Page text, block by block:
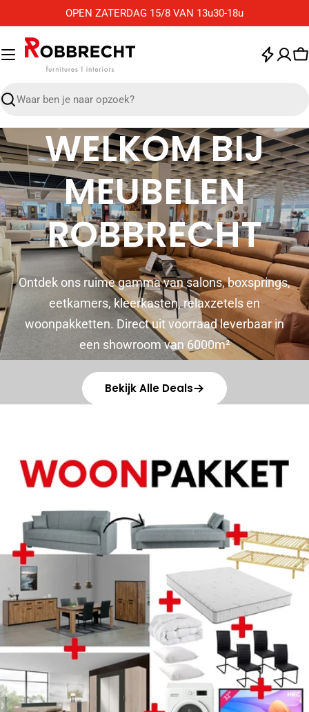
naar
inhoud
OPEN ZATERDAG 15/8 VAN 13u30-18u
Zoek
WELKOM BIJ
MEUBELEN
ROBBRECHT
Ontdek ons ruime gamma van salons, boxsprings,
eetkamers, kleerkasten, relaxzetels en
woonpakketten. Direct uit voorraad leverbaar in
een showroom van 6000m²
Bekijk Alle Deals